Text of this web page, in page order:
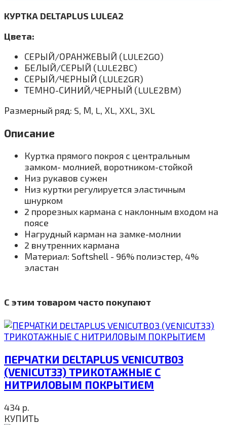
КУРТКА DELTAPLUS LULEA2
Цвета:
СЕРЫЙ/ОРАНЖЕВЫЙ (LULE2GO)
БЕЛЫЙ/СЕРЫЙ (LULE2BC)
СЕРЫЙ/ЧЕРНЫЙ (LULE2GR)
ТЕМНО-СИНИЙ/ЧЕРНЫЙ (LULE2BM)
Размерный ряд: S, М, L, ХL, XXL, 3XL
Описание
Куртка прямого покроя с центральным
замком- молнией, воротником-стойкой
Низ рукавов сужен
Низ куртки регулируется эластичным
шнурком
2 прорезных кармана с наклонным входом на
поясе
Нагрудный карман на замке-молнии
2 внутренних кармана
Материал: Softshell - 96% полиэстер, 4%
эластан
С этим товаром часто покупают
ПЕРЧАТКИ DELTAPLUS VENICUTB03
(VENICUT33) ТРИКОТАЖНЫЕ С
НИТРИЛОВЫМ ПОКРЫТИЕМ
434 р.
КУПИТЬ